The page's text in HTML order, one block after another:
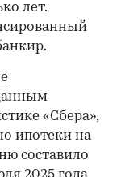
лет.
«Сбера»,
ипотеки на
составило